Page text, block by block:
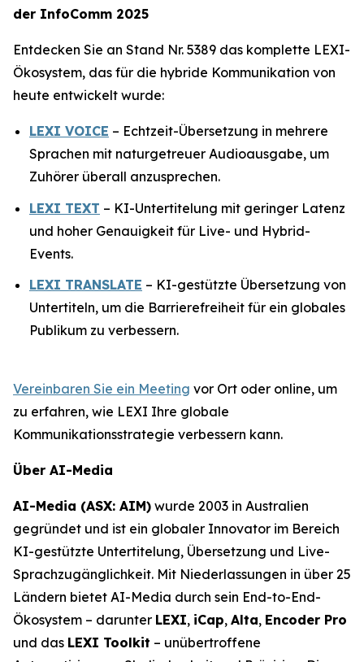
der InfoComm 2025
Entdecken Sie an Stand Nr. 5389 das komplette LEXI-
Ökosystem, das für die hybride Kommunikation von
heute entwickelt wurde:
LEXI VOICE – Echtzeit-Übersetzung in mehrere
Sprachen mit naturgetreuer Audioausgabe, um
Zuhörer überall anzusprechen.
LEXI TEXT – KI-Untertitelung mit geringer Latenz
und hoher Genauigkeit für Live- und Hybrid-
Events.
LEXI TRANSLATE – KI-gestützte Übersetzung von
Untertiteln, um die Barrierefreiheit für ein globales
Publikum zu verbessern.
Vereinbaren Sie ein Meeting vor Ort oder online, um
zu erfahren, wie LEXI Ihre globale
Kommunikationsstrategie verbessern kann.
Über AI-Media
AI-Media (ASX: AIM) wurde 2003 in Australien
gegründet und ist ein globaler Innovator im Bereich
KI-gestützte Untertitelung, Übersetzung und Live-
Sprachzugänglichkeit. Mit Niederlassungen in über 25
Ländern bietet AI-Media durch sein End-to-End-
Ökosystem – darunter LEXI, iCap, Alta, Encoder Pro
und das LEXI Toolkit – unübertroffene